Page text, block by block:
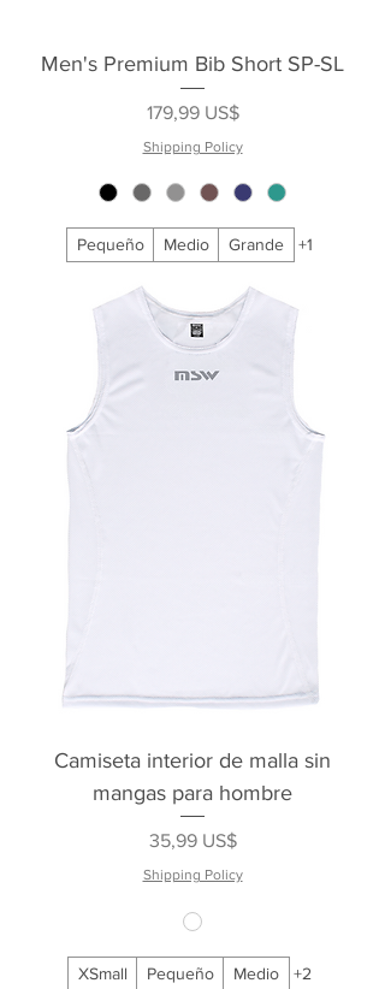
Men's Premium Bib Short SP-SL
Precio
179,99 US$
Shipping Policy
Pequeño Medio Grande +1
Camiseta interior de malla sin
mangas para hombre
Precio
35,99 US$
Shipping Policy
XSmall Pequeño Medio +2